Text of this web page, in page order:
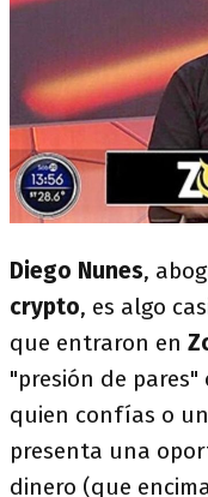
Diego Nunes,
crypto, es algo
que entraron en
"presión de
quien confías o
presenta una
dinero (que